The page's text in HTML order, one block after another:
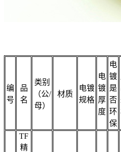
编
号
品
名
类别
（公/
母）
材质
电镀
规格
电
镀
厚
度
电
镀
是
否
环
保
TF
精